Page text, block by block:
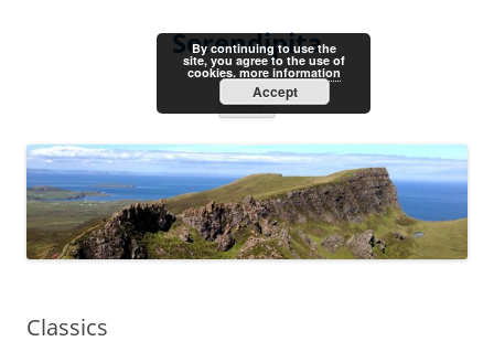
Serendipita
Menu
Classics
By continuing to use the
site, you agree to the use of
cookies. more information
Accept